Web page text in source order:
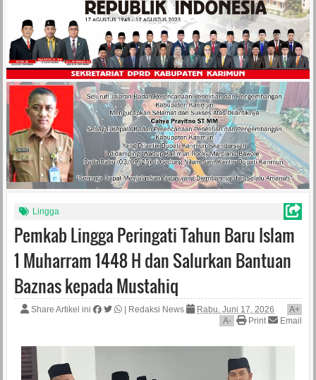
Lingga
Pemkab Lingga Peringati Tahun Baru Islam
1 Muharram 1448 H dan Salurkan Bantuan
Baznas kepada Mustahiq
Share Artikel ini Redaksi News Rabu, Juni 17, 2026 A+
A- Print Email